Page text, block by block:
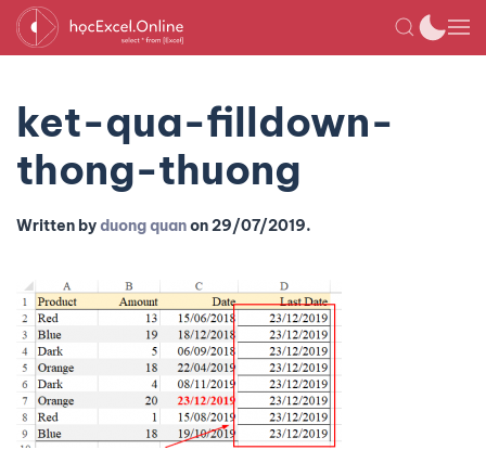
ket-qua-filldown-
thong-thuong
Written byduong quanon29/07/2019.